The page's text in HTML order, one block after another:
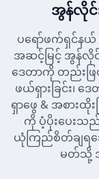
အွန်လိုင်
ပရော်ဖက်ရှင်နယ်
အဆင့်မြင့် အွန်လို
ဒေတာကို တည်းဖြတ်ပ
ဖယ်ရှားခြင်း၊ ဒ
ရှာဖွေ & အစားထိုး
ကို ပံ့ပိုးပေးသ
ယုံကြည်စိတ်ချရသေ
မတ်သို့